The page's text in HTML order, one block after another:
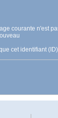
courante n'est
cet identifiant